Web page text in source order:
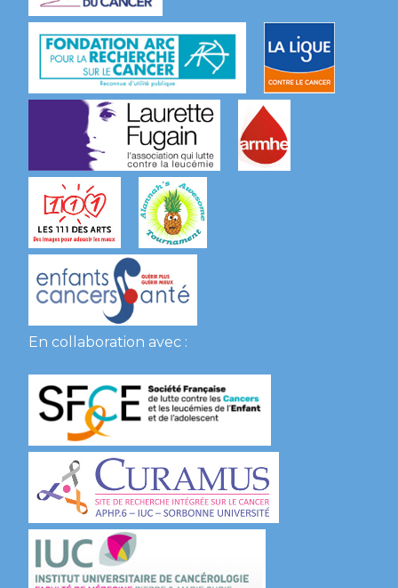
En collaboration avec :